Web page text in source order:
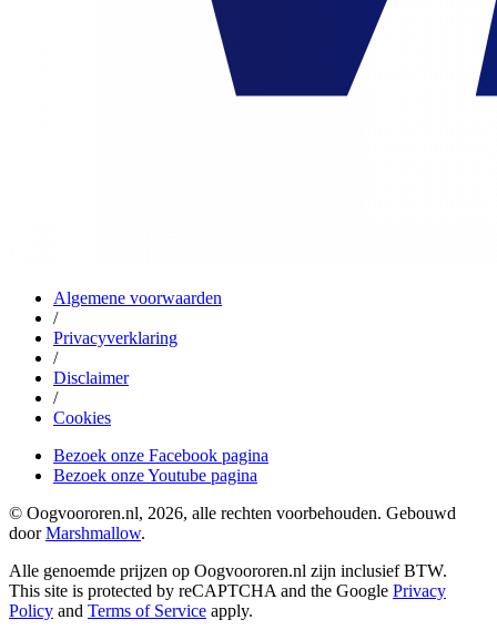
Algemene voorwaarden
/
Privacyverklaring
/
Disclaimer
/
Cookies
Bezoek onze Facebook pagina
Bezoek onze Youtube pagina
© Oogvoororen.nl, 2026, alle rechten voorbehouden. Gebouwd
doorMarshmallow.
Alle genoemde prijzen op Oogvoororen.nl zijn inclusief BTW.
This site is protected by reCAPTCHA and the Google Privacy
Policy and Terms of Service apply.